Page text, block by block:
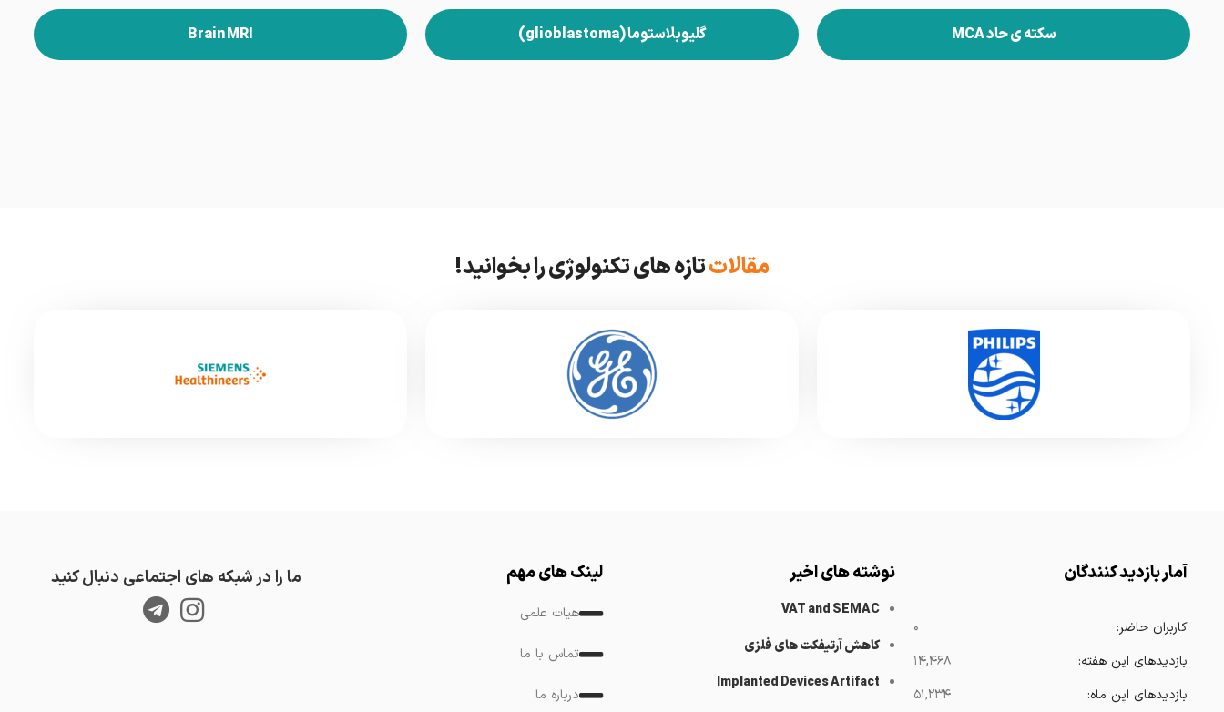
سکته ی حاد MCA گلیوبلاستوما (glioblastoma) Brain MRI
مقالاتتازه های تکنولوژی را بخوانید!
آمار بازدید کنندگان
کاربران حاضر:
۰
بازدیدهای این هفته:
۱۴,۴۶۸
بازدیدهای این ماه:
۵۱,۲۳۴
نوشته های اخیر
VAT and SEMAC
کاهش آرتیفکت های فلزی
Implanted Devices Artifact
لینک های مهم
هیات علمی
تماس با ما
درباره ما
ما را در شبکه های اجتماعی دنبال کنید